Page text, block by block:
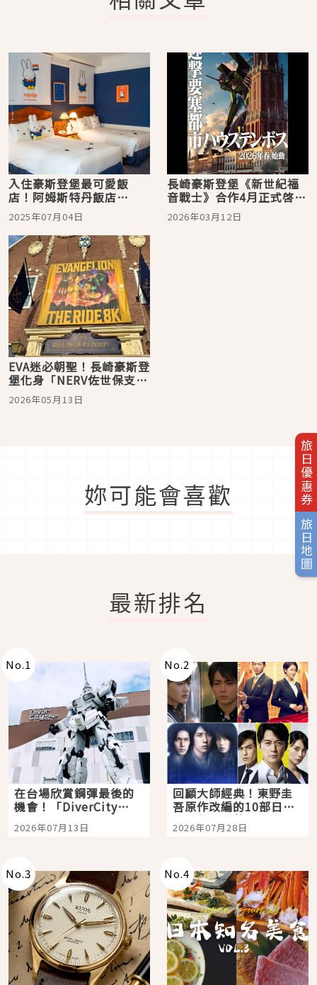
旅日優惠券
旅日地圖
入住豪斯登堡最可愛飯
店！阿姆斯特丹飯店
「Miffy主題客房」開箱
2025年07月04日
長崎豪斯登堡《新世紀福
音戰士》合作4月正式啓
動，首座8K設施與限定周
邊陸續登場
2026年03月12日
EVA迷必朝聖！長崎豪斯登
堡化身「NERV佐世保支
部」，聯名設施、美食、
周邊與住宿攻略一次看
2026年05月13日
妳可能會喜歡
最新排名
No.1
在台場欣賞鋼彈最後的
機會！「DiverCity
Tokyo Plaza」搭船、
購物、美食及夜景，一
2026年07月13日
No.2
回顧大師經典！東野圭
吾原作改編的10部日本
影視作品推薦
2026年07月28日
No.3 No.4